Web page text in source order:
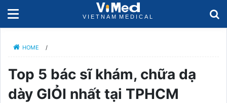
HOME /
Top 5 bác sĩ khám, chữa dạ
dày GIỎI nhất tại TPHCM